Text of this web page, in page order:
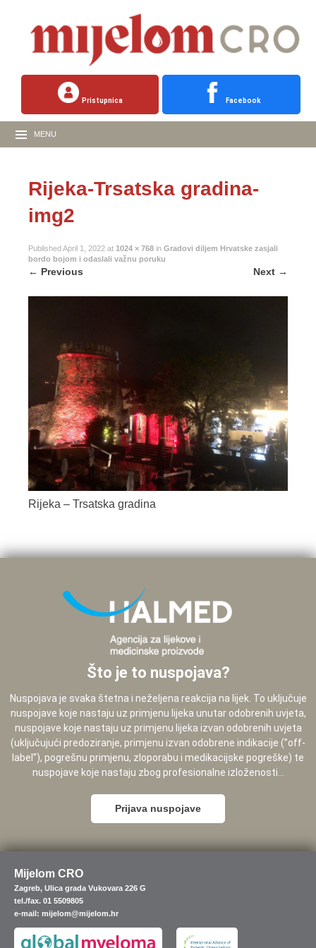
Pristupnica Facebook
MENU
Rijeka-Trsatska gradina-
img2
PublishedApril 1, 2022 at 1024 × 768 in Gradovi diljem Hrvatske zasjali
bordo bojom i odaslali važnu poruku
← Previous Next →
Rijeka – Trsatska gradina
Što je to nuspojava?
Nuspojava je svaka štetna i neželjena reakcija na lijek. To uključuje
nuspojave koje nastaju uz primjenu lijeka unutar odobrenih uvjeta,
nuspojave koje nastaju uz primjenu lijeka izvan odobrenih uvjeta
(uključujući predoziranje, primjenu izvan odobrene indikacije (”off-
label”), pogrešnu primjenu, zloporabu i medikacijske pogreške) te
nuspojave koje nastaju zbog profesionalne izloženosti...
Prijava nuspojave
Mijelom CRO
Zagreb, Ulica grada Vukovara 226 G
tel./fax. 01 5509805
e-mail: mijelom@mijelom.hr